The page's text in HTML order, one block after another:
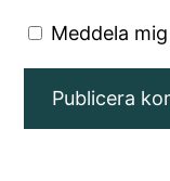
Meddela